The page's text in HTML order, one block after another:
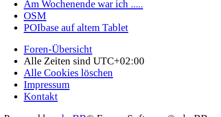
Am Wochenende war ich .....
OSM
POIbase auf altem Tablet
Foren-Übersicht
Alle Zeiten sind UTC+02:00
Alle Cookies löschen
Impressum
Kontakt